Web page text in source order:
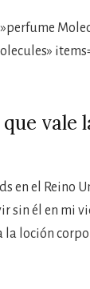
vale
en el Reino
sin él en mi
la loción